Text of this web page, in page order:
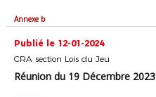
Annexe b
Publié le 12-01-2024
CRA section Lois du Jeu
Réunion du 19 Décembre 2023